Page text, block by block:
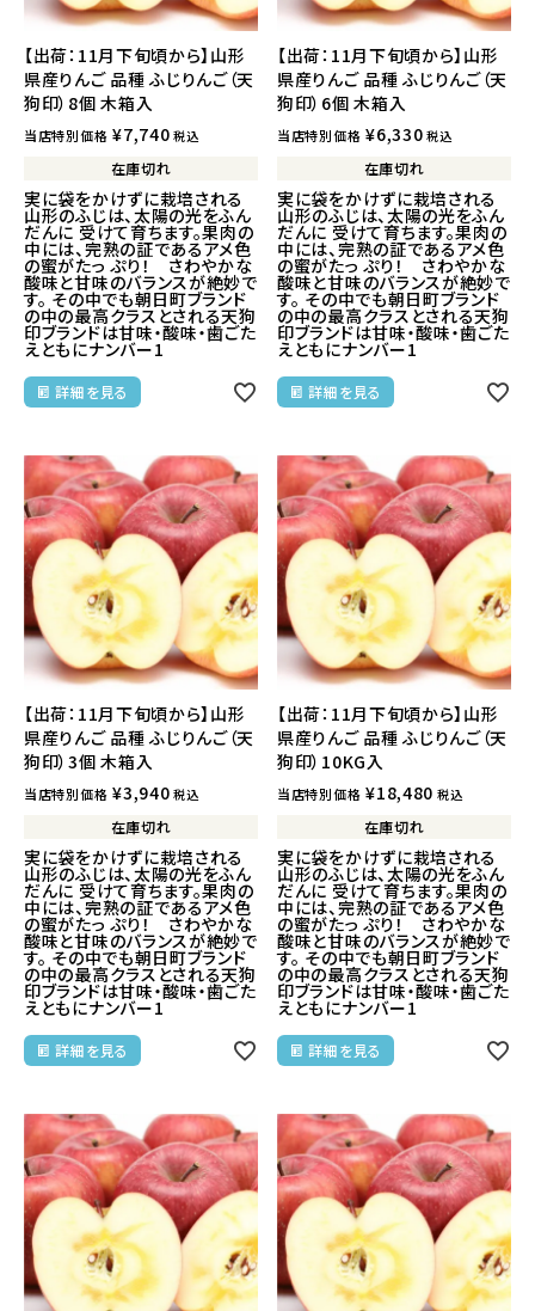
【出荷：11月下旬頃から】山形
県産りんご 品種 ふじりんご（天
狗印）8個 木箱入
当店特別価格 ¥7,740 税込
在庫切れ
実に袋をかけずに栽培される
山形のふじは、太陽の光をふん
だんに 受けて育ちます。果肉の
中には、完熟の証であるアメ色
の蜜がたっ ぷり！ さわやかな
酸味と甘味のバランスが絶妙で
す。 その中でも朝日町ブランド
の中の最高クラスとされる天狗
印ブランドは甘味・酸味・歯ごた
えともにナンバー1
詳細を見る
【出荷：11月下旬頃から】山形
県産りんご 品種 ふじりんご（天
狗印）6個 木箱入
当店特別価格 ¥6,330 税込
在庫切れ
実に袋をかけずに栽培される
山形のふじは、太陽の光をふん
だんに 受けて育ちます。果肉の
中には、完熟の証であるアメ色
の蜜がたっ ぷり！ さわやかな
酸味と甘味のバランスが絶妙で
す。 その中でも朝日町ブランド
の中の最高クラスとされる天狗
印ブランドは甘味・酸味・歯ごた
えともにナンバー1
詳細を見る
【出荷：11月下旬頃から】山形
県産りんご 品種 ふじりんご（天
狗印）3個 木箱入
当店特別価格 ¥3,940 税込
在庫切れ
実に袋をかけずに栽培される
山形のふじは、太陽の光をふん
だんに 受けて育ちます。果肉の
中には、完熟の証であるアメ色
の蜜がたっ ぷり！ さわやかな
酸味と甘味のバランスが絶妙で
す。 その中でも朝日町ブランド
の中の最高クラスとされる天狗
印ブランドは甘味・酸味・歯ごた
えともにナンバー1
詳細を見る
【出荷：11月下旬頃から】山形
県産りんご 品種 ふじりんご（天
狗印）10KG入
当店特別価格 ¥18,480 税込
在庫切れ
実に袋をかけずに栽培される
山形のふじは、太陽の光をふん
だんに 受けて育ちます。果肉の
中には、完熟の証であるアメ色
の蜜がたっ ぷり！ さわやかな
酸味と甘味のバランスが絶妙で
す。 その中でも朝日町ブランド
の中の最高クラスとされる天狗
印ブランドは甘味・酸味・歯ごた
えともにナンバー1
詳細を見る